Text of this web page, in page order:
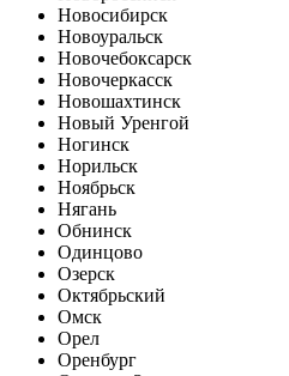
Новосибирск
Новоуральск
Новочебоксарск
Новочеркасск
Новошахтинск
Новый Уренгой
Ногинск
Норильск
Ноябрьск
Нягань
Обнинск
Одинцово
Озерск
Октябрьский
Омск
Орел
Оренбург